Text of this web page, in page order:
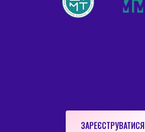
ЗАРЕЄСТРУВАТИСЯ